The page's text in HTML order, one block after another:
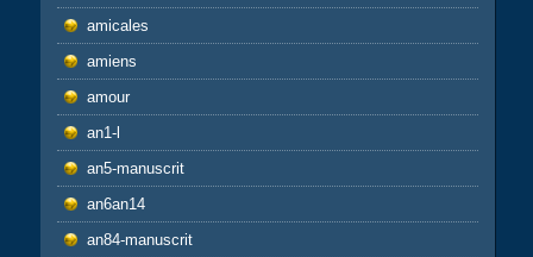
amicales
amiens
amour
an1-l
an5-manuscrit
an6an14
an84-manuscrit